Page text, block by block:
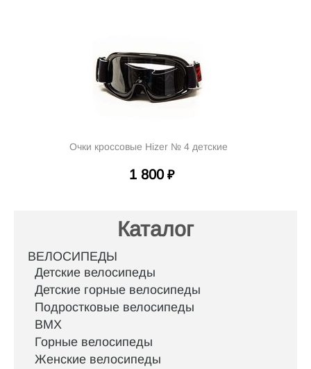
Очки кроссовые Hizer № 4 детские
1 800 ₽
Каталог
ВЕЛОСИПЕДЫ
Детские велосипеды
Детские горные велосипеды
Подростковые велосипеды
BMX
Горные велосипеды
Женские велосипеды